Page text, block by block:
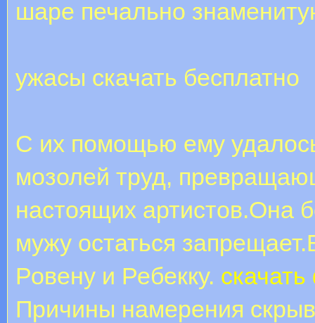
шаре печально
ужасы скачать бесплатно
С их помощью ему
мозолей труд,
настоящих артистов.Она
мужу остаться
Ровену и Ребекку.
Причины намерения